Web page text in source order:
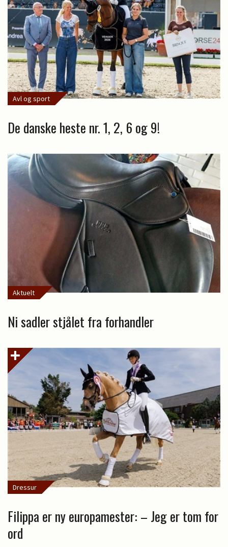
Avl og sport
De danske heste nr. 1, 2, 6 og 9!
Aktuelt
Ni sadler stjålet fra forhandler
Dressur
Filippa er ny europamester: – Jeg er tom for
ord